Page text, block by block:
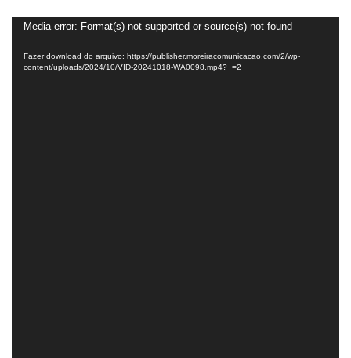
Tocador
vídeo
Media error: Format(s) not supported or source(s) not found
Fazer download do arquivo: https://publisher.moreiracomunicacao.com/2/wp-
content/uploads/2024/10/VID-20241018-WA0098.mp4?_=2